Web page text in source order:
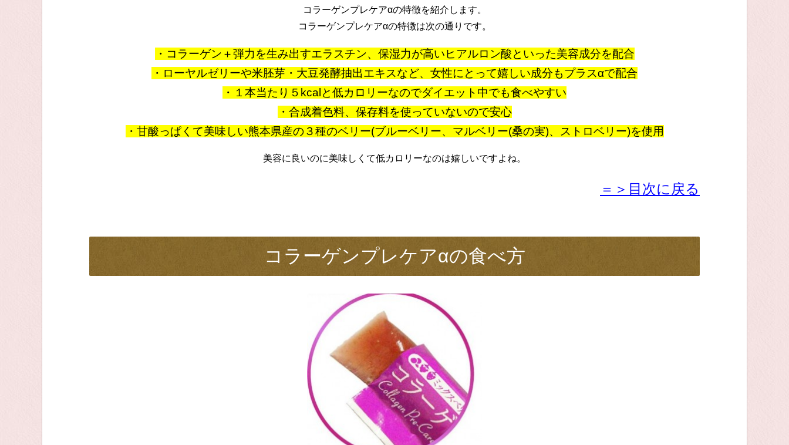
コラーゲンプレケアαの特徴を紹介します。
コラーゲンプレケアαの特徴は次の通りです。
・コラーゲン＋弾力を生み出すエラスチン、保湿力が高いヒアルロン酸といった美容成分を配合
・ローヤルゼリーや米胚芽・大豆発酵抽出エキスなど、女性にとって嬉しい成分もプラスαで配合
・１本当たり５kcalと低カロリーなのでダイエット中でも食べやすい
・合成着色料、保存料を使っていないので安心
・甘酸っぱくて美味しい熊本県産の３種のベリー(ブルーベリー、マルベリー(桑の実)、ストロベリー)を使用
美容に良いのに美味しくて低カロリーなのは嬉しいですよね。
＝＞目次に戻る
コラーゲンプレケアαの食べ方